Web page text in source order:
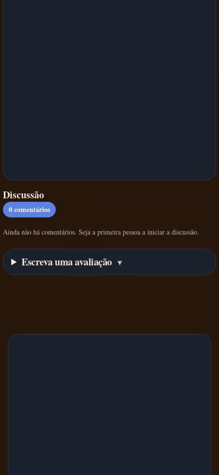
Discussão
0comentários
Ainda não há comentários. Seja a primeira pessoa a iniciar a discussão.
Escreva uma avaliação ▼